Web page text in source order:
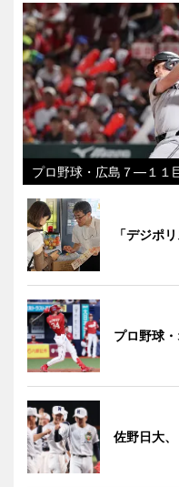
プロ野球・広島７―１１
「デジポ
プロ野球
佐野日大